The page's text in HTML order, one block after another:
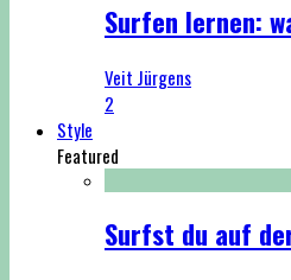
Surfen lernen:
Veit Jürgens
2
Style
Featured
Surfst du auf